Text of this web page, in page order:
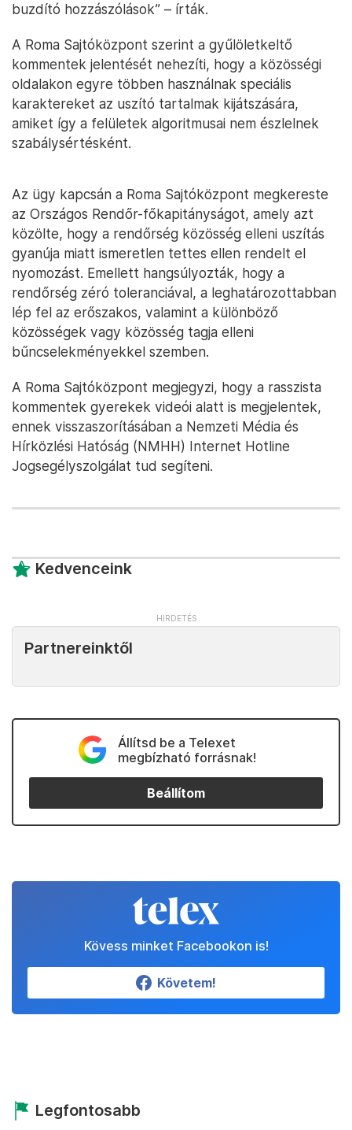
buzdító hozzászólások” – írták.
A Roma Sajtóközpont szerint a gyűlöletkeltő
kommentek jelentését nehezíti, hogy a közösségi
oldalakon egyre többen használnak speciális
karaktereket az uszító tartalmak kijátszására,
amiket így a felületek algoritmusai nem észlelnek
szabálysértésként.
Az ügy kapcsán a Roma Sajtóközpont megkereste
az Országos Rendőr-főkapitányságot, amely azt
közölte, hogy a rendőrség közösség elleni uszítás
gyanúja miatt ismeretlen tettes ellen rendelt el
nyomozást. Emellett hangsúlyozták, hogy a
rendőrség zéró toleranciával, a leghatározottabban
lép fel az erőszakos, valamint a különböző
közösségek vagy közösség tagja elleni
bűncselekményekkel szemben.
A Roma Sajtóközpont megjegyzi, hogy a rasszista
kommentek gyerekek videói alatt is megjelentek,
ennek visszaszorításában a Nemzeti Média és
Hírközlési Hatóság (NMHH) Internet Hotline
Jogsegélyszolgálat tud segíteni.
Kedvenceink
Partnereinktől
Állítsd be a Telexet
megbízható forrásnak!
Beállítom
Kövess minket Facebookon is!
Követem!
Legfontosabb